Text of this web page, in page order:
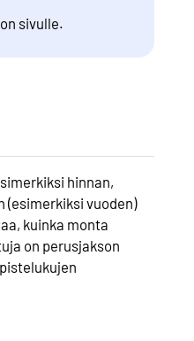
sivulle.
hinnan,
(esimerkiksi vuoden)
kuinka monta
on perusjakson